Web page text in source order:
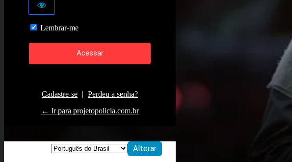
Lembrar-me
Cadastre-se | Perdeu a senha?
← Ir para projetopolicia.com.br